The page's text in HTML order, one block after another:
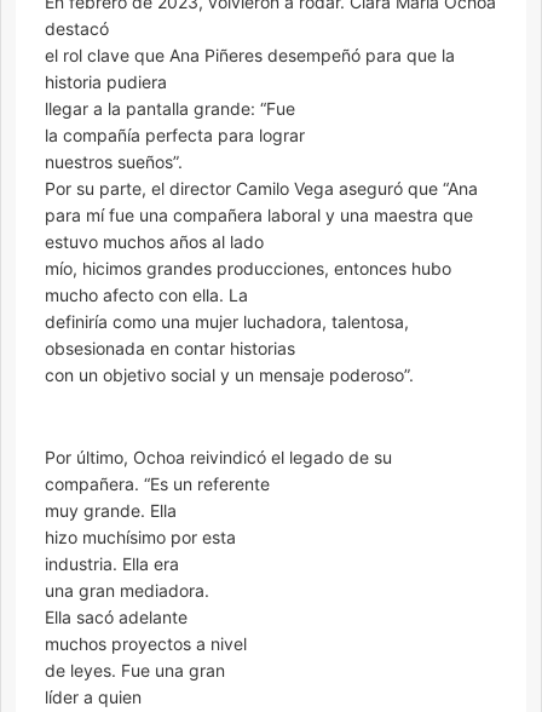
destacó
el rol clave que Ana Piñeres desempeñó para que la
historia pudiera
llegar a la pantalla grande: “Fue
la compañía perfecta para lograr
nuestros sueños”.
Por su parte, el director Camilo Vega aseguró que “Ana
para mí fue una compañera laboral y una maestra que
estuvo muchos años al lado
mío, hicimos grandes producciones, entonces hubo
mucho afecto con ella. La
definiría como una mujer luchadora, talentosa,
obsesionada en contar historias
con un objetivo social y un mensaje poderoso”.
Por último, Ochoa reivindicó el legado de su
compañera. “Es un referente
muy grande. Ella
hizo muchísimo por esta
industria. Ella era
una gran mediadora.
Ella sacó adelante
muchos proyectos a nivel
de leyes. Fue una gran
líder a quien